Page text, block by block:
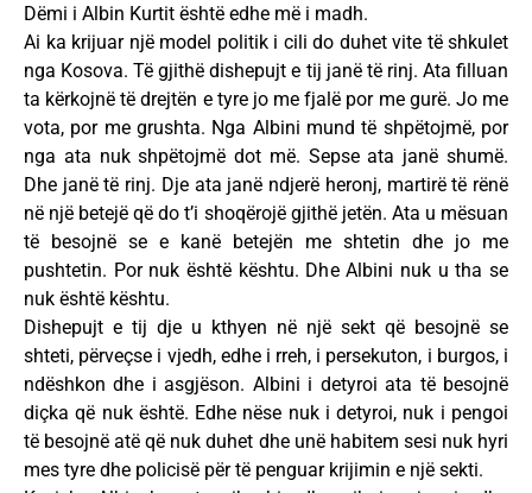
Dëmi i Albin Kurtit është edhe më i madh.
Ai ka krijuar një model politik i cili do duhet vite të shkulet
nga Kosova. Të gjithë dishepujt e tij janë të rinj. Ata filluan
ta kërkojnë të drejtën e tyre jo me fjalë por me gurë. Jo me
vota, por me grushta. Nga Albini mund të shpëtojmë, por
nga ata nuk shpëtojmë dot më. Sepse ata janë shumë.
Dhe janë të rinj. Dje ata janë ndjerë heronj, martirë të rënë
në një betejë që do t’i shoqërojë gjithë jetën. Ata u mësuan
të besojnë se e kanë betejën me shtetin dhe jo me
pushtetin. Por nuk është kështu. Dhe Albini nuk u tha se
nuk është kështu.
Dishepujt e tij dje u kthyen në një sekt që besojnë se
shteti, përveçse i vjedh, edhe i rreh, i persekuton, i burgos, i
ndëshkon dhe i asgjëson. Albini i detyroi ata të besojnë
diçka që nuk është. Edhe nëse nuk i detyroi, nuk i pengoi
të besojnë atë që nuk duhet dhe unë habitem sesi nuk hyri
mes tyre dhe policisë për të penguar krijimin e një sekti.